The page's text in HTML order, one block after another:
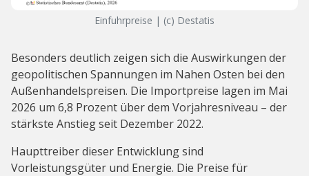
Einfuhrpreise | (c) Destatis
Besonders deutlich zeigen sich die Auswirkungen der
geopolitischen Spannungen im Nahen Osten bei den
Außenhandelspreisen. Die Importpreise lagen im Mai
2026 um 6,8 Prozent über dem Vorjahresniveau – der
stärkste Anstieg seit Dezember 2022.
Haupttreiber dieser Entwicklung sind
Vorleistungsgüter und Energie. Die Preise für